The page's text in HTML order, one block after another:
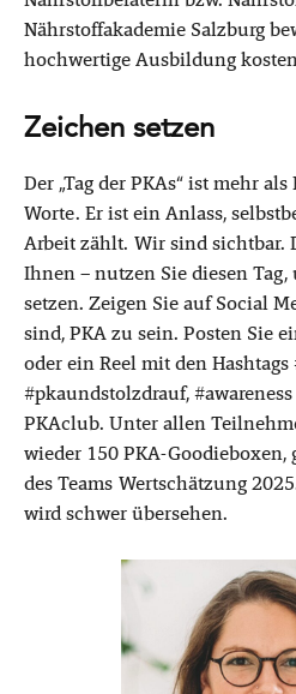
Nährstoffakademie Salzburg
hochwertige Ausbildung
Zeichen setzen
Der „Tag der PKAs“ ist mehr
Worte. Er ist ein Anlass,
Arbeit zählt. Wir sind sichtbar.
Ihnen – nutzen Sie diesen
setzen. Zeigen Sie auf Social
sind, PKA zu sein. Posten Sie
oder ein Reel mit den Hashtags
#pkaundstolzdrauf,
PKAclub. Unter allen
wieder 150 PKA-
des Teams Wertschätzung
wird schwer übersehen.